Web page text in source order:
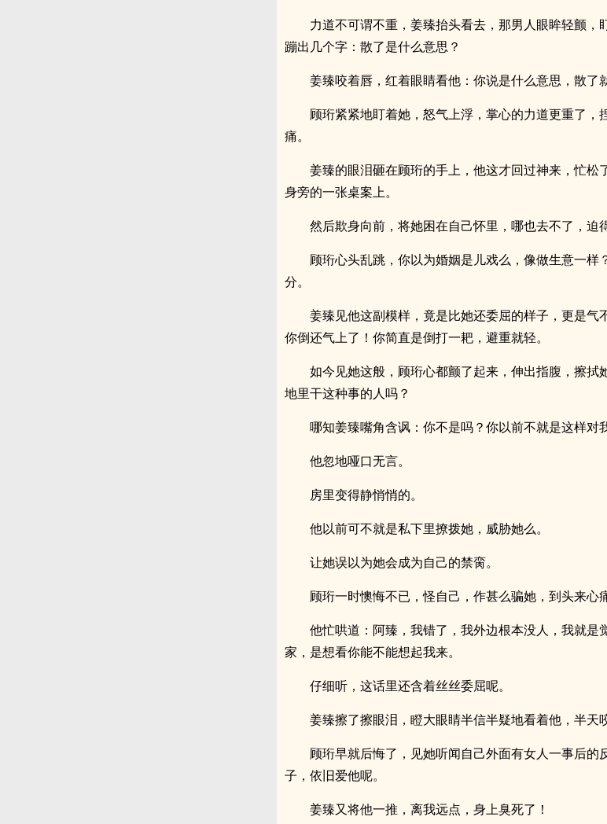
力道不可谓不重，姜臻抬头看去，那男人眼眸轻颤，
蹦出几个字：散了是什么意思？
姜臻咬着唇，红着眼睛看他：你说是什么意思，散了
顾珩紧紧地盯着她，怒气上浮，掌心的力道更重了，
痛。
姜臻的眼泪砸在顾珩的手上，他这才回过神来，忙松
身旁的一张桌案上。
然后欺身向前，将她困在自己怀里，哪也去不了，迫
顾珩心头乱跳，你以为婚姻是儿戏么，像做生意一样
分。
姜臻见他这副模样，竟是比她还委屈的样子，更是气
你倒还气上了！你简直是倒打一耙，避重就轻。
如今见她这般，顾珩心都颤了起来，伸出指腹，擦拭
地里干这种事的人吗？
哪知姜臻嘴角含讽：你不是吗？你以前不就是这样对
他忽地哑口无言。
房里变得静悄悄的。
他以前可不就是私下里撩拨她，威胁她么。
让她误以为她会成为自己的禁脔。
顾珩一时懊悔不已，怪自己，作甚么骗她，到头来心
他忙哄道：阿臻，我错了，我外边根本没人，我就是
家，是想看你能不能想起我来。
仔细听，这话里还含着丝丝委屈呢。
姜臻擦了擦眼泪，瞪大眼睛半信半疑地看着他，半天
顾珩早就后悔了，见她听闻自己外面有女人一事后的
子，依旧爱他呢。
姜臻又将他一推，离我远点，身上臭死了！